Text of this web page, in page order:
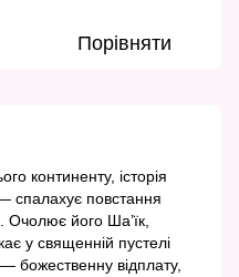
Порівняти
континенту, історія
— спалахує повстання
Очолює його Ша’їк,
у священній пустелі
божественну відплату,